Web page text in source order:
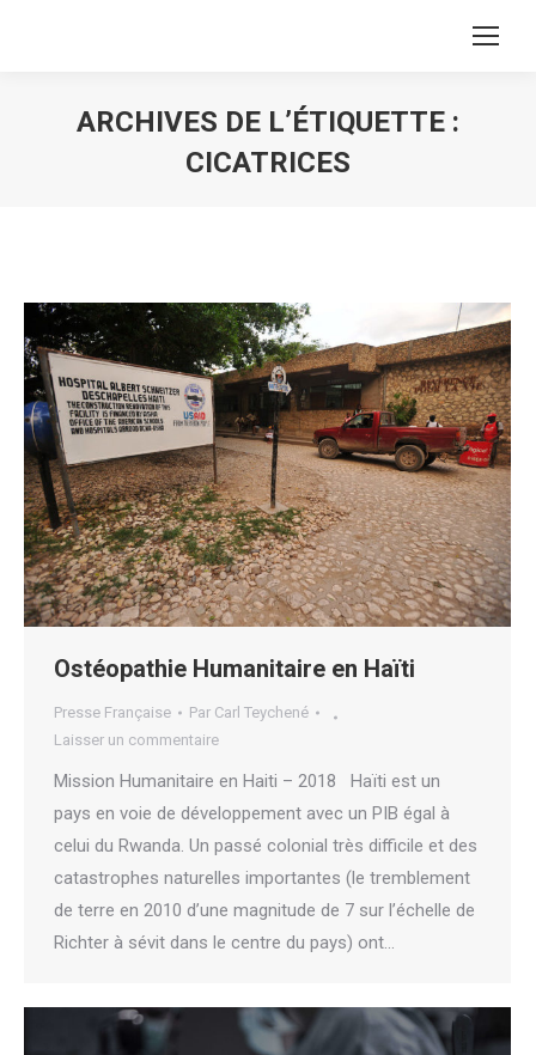
ARCHIVES DE L’ÉTIQUETTE :
CICATRICES
Ostéopathie Humanitaire en Haïti
Presse Française Par Carl Teychené
Laisser un commentaire
Mission Humanitaire en Haiti – 2018 Haïti est un
pays en voie de développement avec un PIB égal à
celui du Rwanda. Un passé colonial très difficile et des
catastrophes naturelles importantes (le tremblement
de terre en 2010 d’une magnitude de 7 sur l’échelle de
Richter à sévit dans le centre du pays) ont…